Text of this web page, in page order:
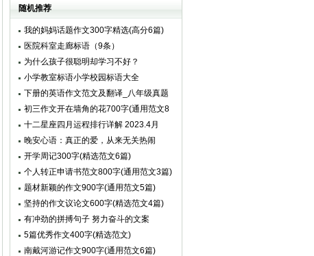
随机推荐
我的妈妈话题作文300字精选(高分6篇)
医院科室走廊标语（9条）
为什么孩子很聪明却学习不好？
小学教室标语小学校园标语大全
下册的英语作文范文及翻译_八年级真题
英语作文2篇
初三作文开在墙角的花700字(通用范文8
篇)
十二星座四月运程排行详解 2023.4月
晚安心语：真正的爱，从来无关热闹
开学周记300字(精选范文6篇)
个人转正申请书范文800字(通用范文3篇)
题材新颖的作文900字(通用范文5篇)
坚持的作文议论文600字(精选范文4篇)
有冲劲的拼搏句子 努力奋斗的文案
5篇优秀作文400字(精选范文)
南戴河游记作文900字(通用范文6篇)